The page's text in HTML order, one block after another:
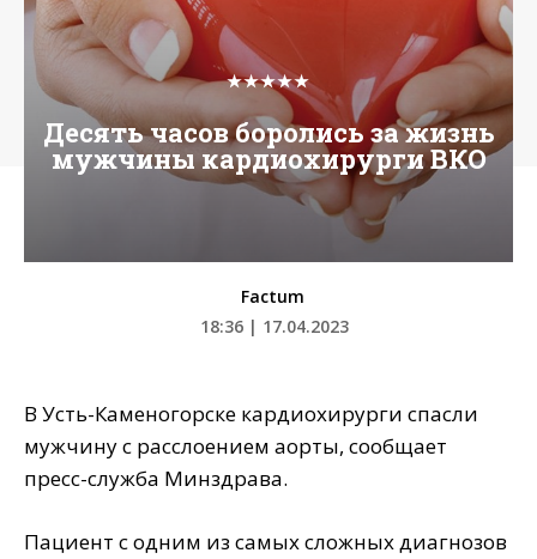
★★★★★
Десять часов боролись за жизнь
мужчины кардиохирурги ВКО
Factum
18:36 | 17.04.2023
В Усть-Каменогорске кардиохирурги спасли
мужчину с расслоением аорты, сообщает
пресс-служба Минздрава.
Пациент с одним из самых сложных диагнозов